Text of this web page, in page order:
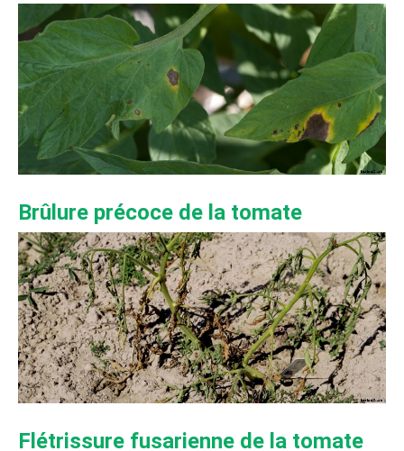
Brûlure précoce de la tomate
Flétrissure fusarienne de la tomate